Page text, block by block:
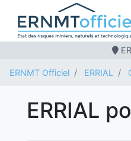
ERNMT Officiel ERRIAL
ERRIAL